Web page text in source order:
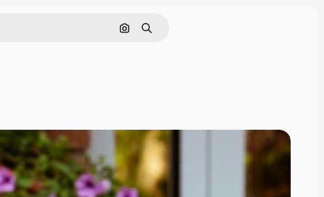
Поиск по изображению
Поиск